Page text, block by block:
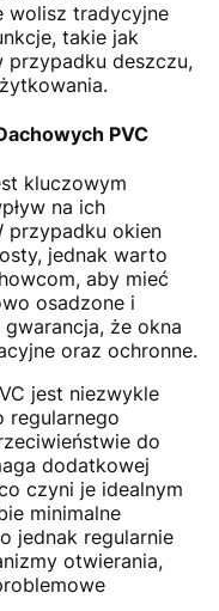
wolisz tradycyjne
takie jak
przypadku deszczu,
PVC
kluczowym
na ich
przypadku okien
jednak warto
aby mieć
osadzone i
że okna
oraz ochronne.
jest niezwykle
regularnego
do
dodatkowej
czyni je idealnym
minimalne
jednak regularnie
otwierania,